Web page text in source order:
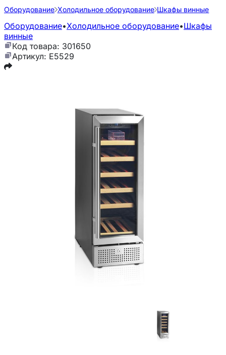
Оборудование Холодильное оборудование Шкафы винные
Оборудование•Холодильное оборудование•Шкафы
винные
Код товара: 301650
Артикул: E5529